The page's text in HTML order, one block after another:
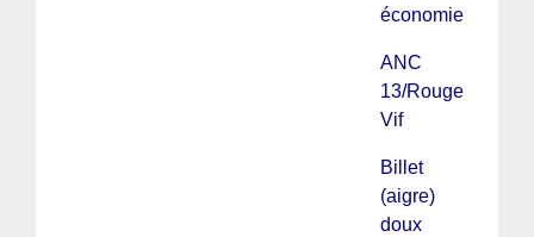
économie
ANC
13/Rouge
Vif
Billet
(aigre)
doux